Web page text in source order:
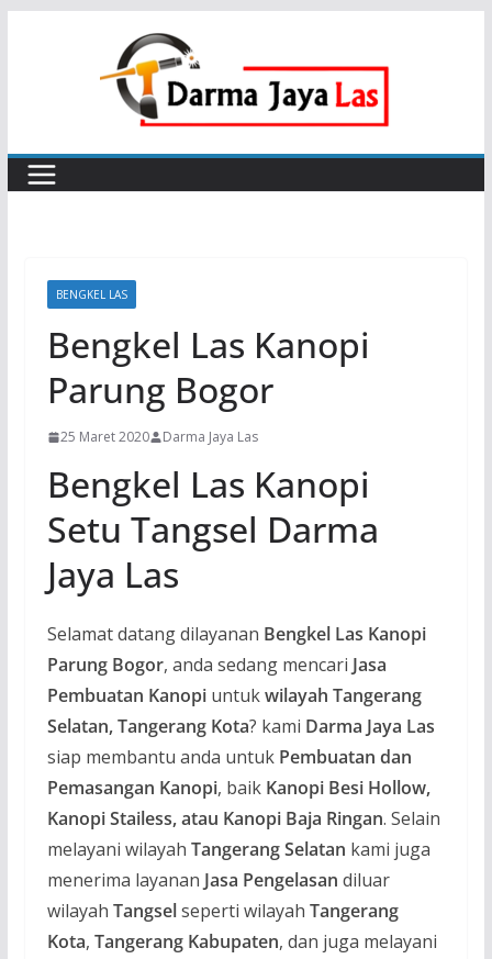
BENGKEL LAS
Bengkel Las Kanopi
Parung Bogor
25 Maret 2020 Darma Jaya Las
Bengkel Las Kanopi
Setu Tangsel Darma
Jaya Las
Selamat datang dilayanan Bengkel Las Kanopi
Parung Bogor, anda sedang mencari Jasa
Pembuatan Kanopiuntukwilayah Tangerang
Selatan, Tangerang Kota? kami Darma Jaya Las
siap membantu anda untuk Pembuatan dan
Pemasangan Kanopi, baik Kanopi Besi Hollow,
Kanopi Stailess, atau Kanopi Baja Ringan. Selain
melayani wilayah Tangerang Selatan kami juga
menerima layanan Jasa Pengelasan diluar
wilayah Tangselseperti wilayah Tangerang
Kota, Tangerang Kabupaten, dan juga melayani